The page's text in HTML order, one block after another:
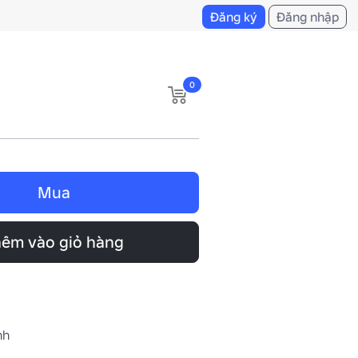
Đăng ký Đăng nhập
0
Mua
vào giỏ hàng